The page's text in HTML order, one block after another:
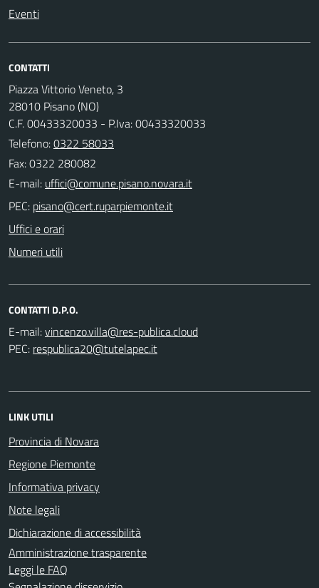
Eventi
CONTATTI
Piazza Vittorio Veneto, 3
28010 Pisano (NO)
C.F. 00433320033 - P.Iva: 00433320033
Telefono:0322 58033
Fax: 0322 280082
E-mail:
PEC:
Uffici e orari
Numeri utili
CONTATTI D.P.O.
E-mail:
PEC:
LINK UTILI
Provincia di Novara
Regione Piemonte
Informativa privacy
Note legali
Dichiarazione di accessibilità
Amministrazione trasparente
Leggi le FAQ